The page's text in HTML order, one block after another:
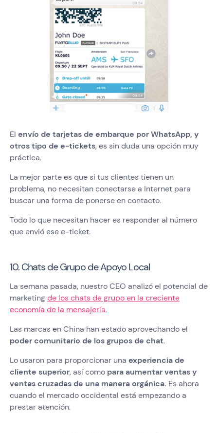
El envío de tarjetas de embarque por WhatsApp, y
otros tipo de e-tickets, es sin duda una opción muy
práctica.
La mejor parte es que si tus clientes tienen un
problema, no necesitan conectarse a Internet para
buscar una forma de ponerse en contacto.
Todo lo que necesitan hacer es responder al número
que envió ese e-ticket.
10. Chats de Grupo de Apoyo Local
La semana pasada, nuestro CEO analizó el potencial de
marketingde los chats de grupo en la creciente
economía de la mensajería.
Las marcas en China han estado aprovechando el
poder comunitario de los grupos de chat.
Lo usaron para proporcionar una experiencia de
cliente superior, así como para aumentar ventas y
ventas cruzadas de una manera orgánica. Es ahora
cuando el mercado occidental está empezando a
prestar atención.